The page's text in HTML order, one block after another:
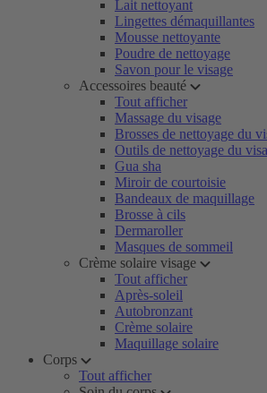
Lait nettoyant
Lingettes démaquillantes
Mousse nettoyante
Poudre de nettoyage
Savon pour le visage
Accessoires beauté
Tout afficher
Massage du visage
Brosses de nettoyage du
Outils de nettoyage du
Gua sha
Miroir de courtoisie
Bandeaux de maquillage
Brosse à cils
Dermaroller
Masques de sommeil
Crème solaire visage
Tout afficher
Après-soleil
Autobronzant
Crème solaire
Maquillage solaire
Corps
Tout afficher